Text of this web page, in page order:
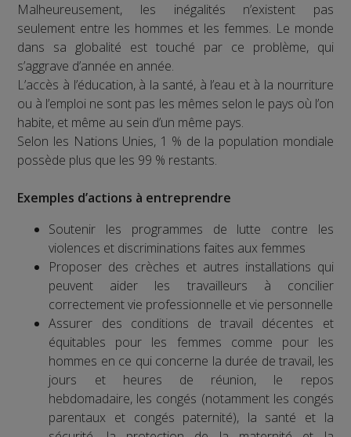
Malheureusement, les inégalités n’existent pas
seulement entre les hommes et les femmes. Le monde
dans sa globalité est touché par ce problème, qui
s’aggrave d’année en année.
L’accès à l’éducation, à la santé, à l’eau et à la nourriture
ou à l’emploi ne sont pas les mêmes selon le pays où l’on
habite, et même au sein d’un même pays.
Selon les Nations Unies, 1 % de la population mondiale
possède plus que les 99 % restants.
Exemples d’actions à entreprendre
Soutenir les programmes de lutte contre les
violences et discriminations faites aux femmes
Proposer des crèches et autres installations qui
peuvent aider les travailleurs à concilier
correctement vie professionnelle et vie personnelle
Assurer des conditions de travail décentes et
équitables pour les femmes comme pour les
hommes en ce qui concerne la durée de travail, les
jours et heures de réunion, le repos
hebdomadaire, les congés (notamment les congés
parentaux et congés paternité), la santé et la